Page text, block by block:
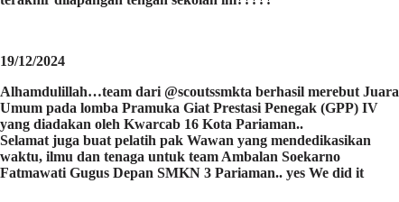
19/12/2024
Alhamdulillah…team dari @scoutssmkta berhasil merebut Juara
Umum pada lomba Pramuka Giat Prestasi Penegak (GPP) IV
yang diadakan oleh Kwarcab 16 Kota Pariaman..
Selamat juga buat pelatih pak Wawan yang mendedikasikan
waktu, ilmu dan tenaga untuk team Ambalan Soekarno
Fatmawati Gugus Depan SMKN 3 Pariaman.. yes We did it